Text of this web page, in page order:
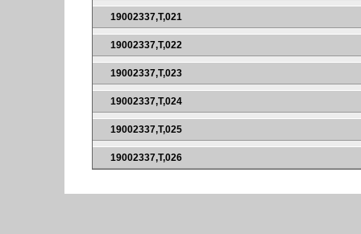
19002337,T,021
19002337,T,022
19002337,T,023
19002337,T,024
19002337,T,025
19002337,T,026